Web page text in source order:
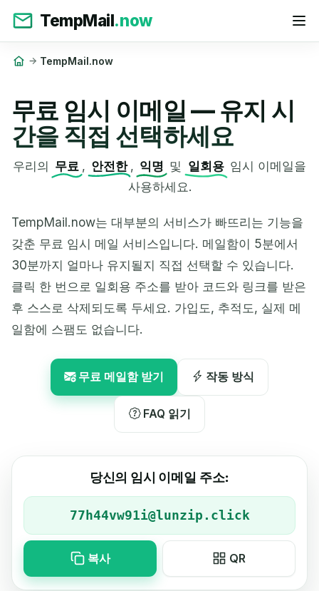
TempMail.now
TempMail.now
무료 임시 이메일 — 유지 시
간을 직접 선택하세요
우리의 무료 , 안전한 , 익명 및 일회용 임시 이메일을
사용하세요.
TempMail.now는 대부분의 서비스가 빠뜨리는 기능을
갖춘 무료 임시 메일 서비스입니다. 메일함이 5분에서
30분까지 얼마나 유지될지 직접 선택할 수 있습니다.
클릭 한 번으로 일회용 주소를 받아 코드와 링크를 받은
후 스스로 삭제되도록 두세요. 가입도, 추적도, 실제 메
일함에 스팸도 없습니다.
무료 메일함 받기 작동 방식
FAQ 읽기
당신의 임시 이메일 주소:
복사 QR